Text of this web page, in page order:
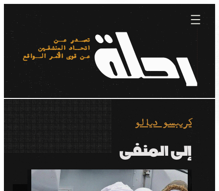
content
كريبسو ديالو
إلى المنفى